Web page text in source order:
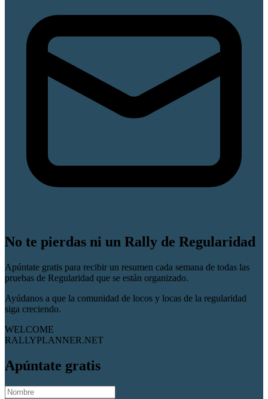
No te pierdas ni un Rally de Regularidad
Apúntate gratis para recibir un resumen cada semana de todas las
pruebas de Regularidad que se están organizado.
Ayúdanos a que la comunidad de locos y locas de la regularidad
siga creciendo.
WELCOME
RALLYPLANNER.NET
Apúntate gratis